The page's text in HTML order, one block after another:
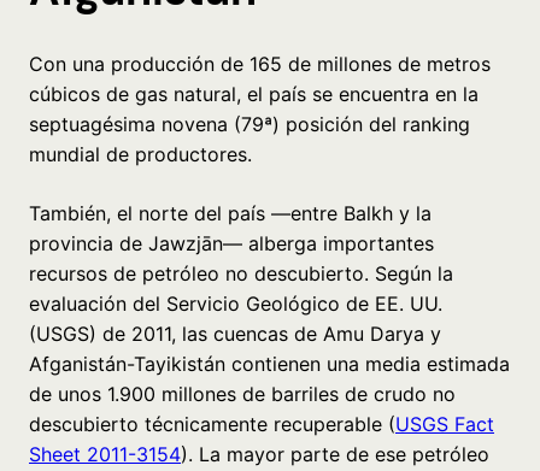
Con una producción de 165 de millones de metros
cúbicos de gas natural, el país se encuentra en la
septuagésima novena (79ª) posición del ranking
mundial de productores.
También, el norte del país —entre Balkh y la
provincia de Jawzjān— alberga importantes
recursos de petróleo no descubierto. Según la
evaluación del Servicio Geológico de EE. UU.
(USGS) de 2011, las cuencas de Amu Darya y
Afganistán-Tayikistán contienen una media estimada
de unos 1.900 millones de barriles de crudo no
descubierto técnicamente recuperable (USGS Fact
Sheet 2011-3154). La mayor parte de ese petróleo